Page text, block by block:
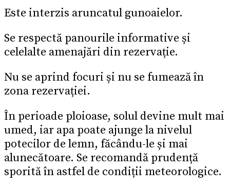
Este interzis aruncatul gunoaielor.
Se respectă panourile informative și
celelalte amenajări din rezervație.
Nu se aprind focuri și nu se fumează în
zona rezervației.
În perioade ploioase, solul devine mult mai
umed, iar apa poate ajunge la nivelul
potecilor de lemn, făcându-le și mai
alunecătoare. Se recomandă prudență
sporită în astfel de condiții meteorologice.